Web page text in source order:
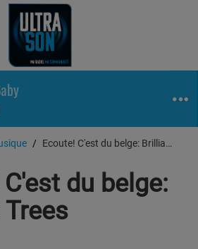
Ecoute! C'est du belge: Brilliant Trees
C'est du belge: